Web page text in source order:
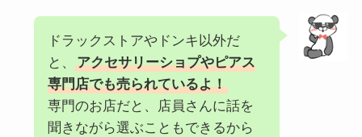
ドラックストアやドンキ以外だ
と、
アクセサリーショプやピアス
専門店でも売られているよ！
専門のお店だと、店員さんに話を
聞きながら選ぶこともできるから